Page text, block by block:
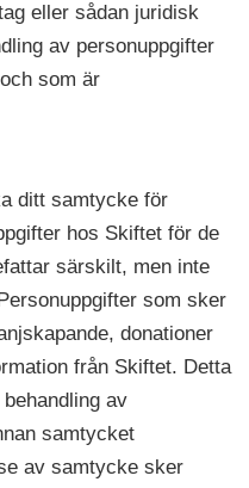
eller sådan juridisk
av personuppgifter
som är
ditt samtycke för
hos Skiftet för de
särskilt, men inte
som sker
donationer
från Skiftet. Detta
av
samtycket
av samtycke sker